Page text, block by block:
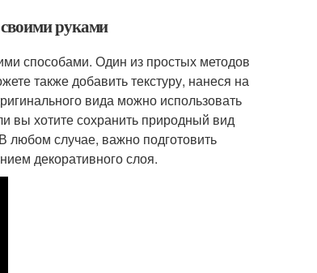
руками
способами. Один из простых методов
также добавить текстуру, нанеся на
вида можно использовать
вы хотите сохранить природный вид
любом случае, важно подготовить
декоративного слоя.